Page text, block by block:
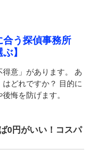
合う探偵事務所
】
意」があります。 あ
どれですか？ 目的に
悔を防げます。
0円がいい！コスパ